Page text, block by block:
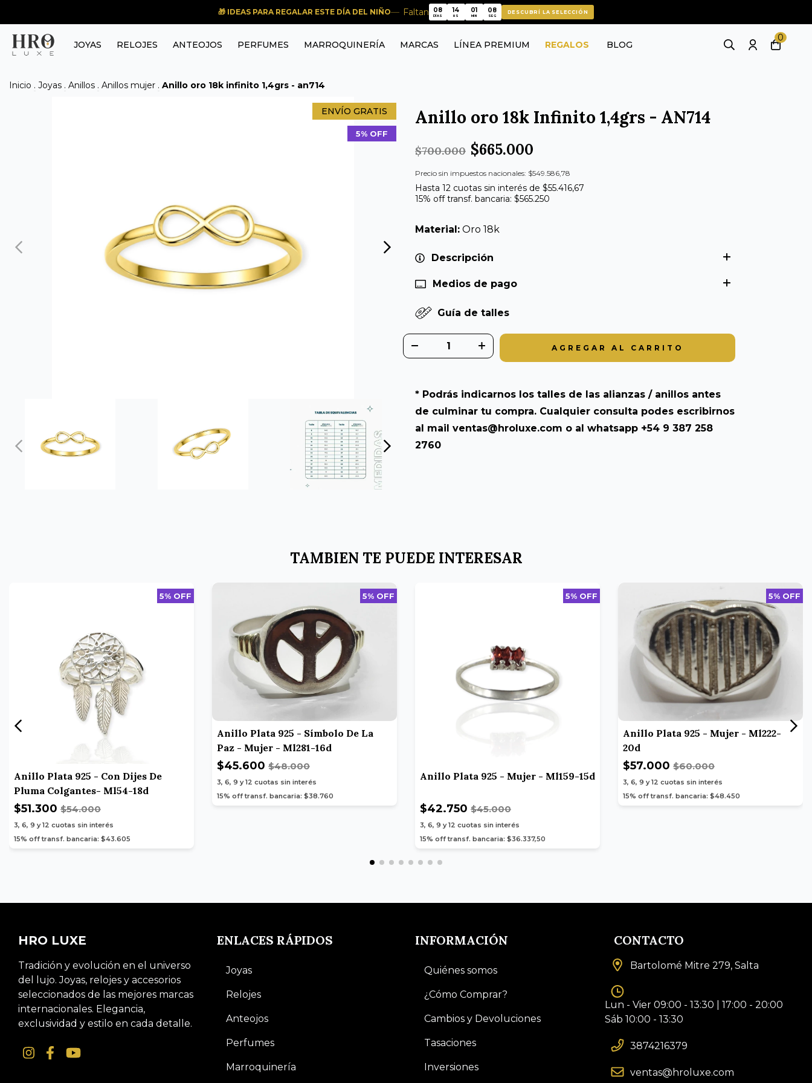
🎁 IDEAS PARA REGALAR ESTE DÍA DEL NIÑO Faltan
08
08
DÍAS
14
14
HS
01
01
MIN
08
08
SEG
DESCUBRÍ LA SELECCIÓN
JOYAS RELOJES ANTEOJOS PERFUMES MARROQUINERÍA MARCAS LÍNEA PREMIUM REGALOS BLOG
0
Inicio . Joyas . Anillos . Anillos mujer . Anillo oro 18k infinito 1,4grs - an714
ENVÍO GRATIS
5% OFF
Anillo oro 18k Infinito 1,4grs - AN714
$700.000 $665.000
Precio sin impuestos nacionales: $549.586,78
Hasta 12 cuotas sin interés de $55.416,67
15% off transf. bancaria: $565.250
Material: Oro 18k
Descripción
Medios de pago
Guía de talles
* Podrás indicarnos los talles de las alianzas / anillos antes
de culminar tu compra. Cualquier consulta podes escribirnos
al mail ventas@hroluxe.com o al whatsapp +54 9 387 258
2760
TAMBIEN TE PUEDE INTERESAR
5% OFF
Anillo Plata 925 - Con Dijes De
Pluma Colgantes- Ml54-18d
$51.300 $54.000
3, 6, 9 y 12 cuotas sin interés
15% off transf. bancaria: $43.605
5% OFF
Anillo Plata 925 - Símbolo De La
Paz - Mujer - Ml281-16d
$45.600 $48.000
3, 6, 9 y 12 cuotas sin interés
15% off transf. bancaria: $38.760
5% OFF
Anillo Plata 925 - Mujer - Ml159-15d
$42.750 $45.000
3, 6, 9 y 12 cuotas sin interés
15% off transf. bancaria: $36.337,50
5% OFF
Anillo Plata 925 - Mujer - Ml222-
20d
$57.000 $60.000
3, 6, 9 y 12 cuotas sin interés
15% off transf. bancaria: $48.450
HRO LUXE
Tradición y evolución en el universo
del lujo. Joyas, relojes y accesorios
seleccionados de las mejores marcas
internacionales. Elegancia,
exclusividad y estilo en cada detalle.
ENLACES RÁPIDOS
Joyas
Relojes
Anteojos
Perfumes
Marroquinería
INFORMACIÓN
Quiénes somos
¿Cómo Comprar?
Cambios y Devoluciones
Tasaciones
Inversiones
CONTACTO
Bartolomé Mitre 279, Salta
Lun - Vier 09:00 - 13:30 | 17:00 - 20:00
Sáb 10:00 - 13:30
3874216379
ventas@hroluxe.com